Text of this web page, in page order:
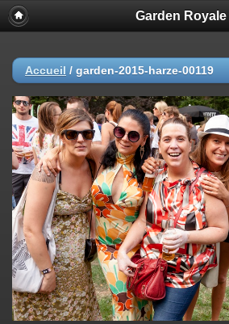
Garden Royale
Accueil / garden-2015-harze-00119